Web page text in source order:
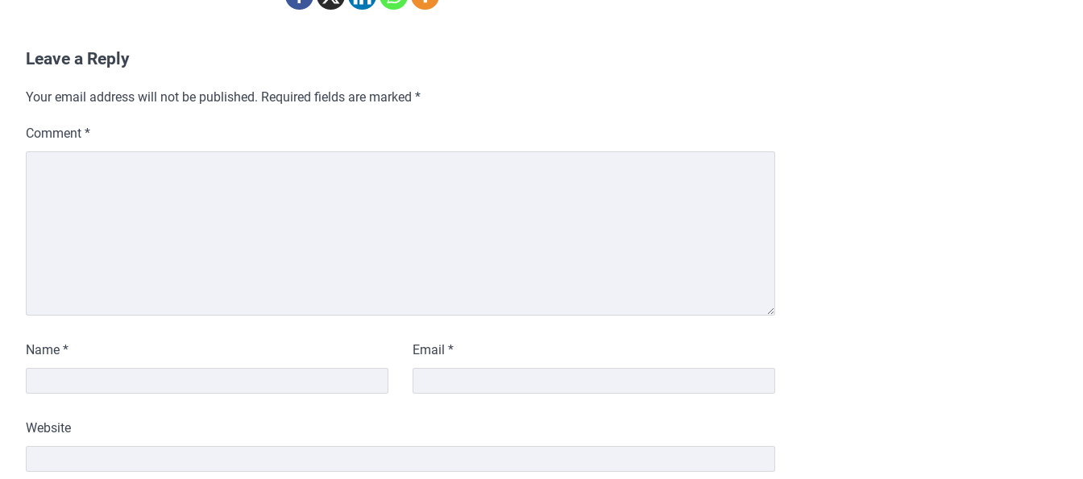
Leave a Reply
Your email address will not be published. Required fields are marked *
Comment *
Name * Email *
Website